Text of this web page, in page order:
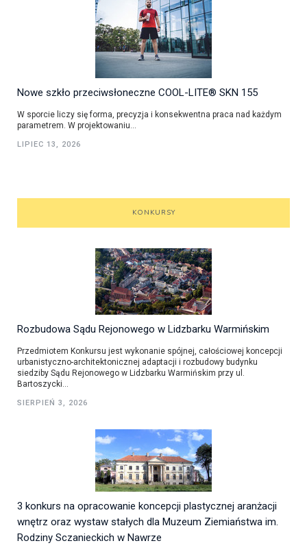
Nowe szkło przeciwsłoneczne COOL-LITE® SKN 155
W sporcie liczy się forma, precyzja i konsekwentna praca nad każdym
parametrem. W projektowaniu...
LIPIEC 13, 2026
KONKURSY
Rozbudowa Sądu Rejonowego w Lidzbarku Warmińskim
Przedmiotem Konkursu jest wykonanie spójnej, całościowej koncepcji
urbanistyczno-architektonicznej adaptacji i rozbudowy budynku
siedziby Sądu Rejonowego w Lidzbarku Warmińskim przy ul.
Bartoszycki...
SIERPIEŃ 3, 2026
3 konkurs na opracowanie koncepcji plastycznej aranżacji
wnętrz oraz wystaw stałych dla Muzeum Ziemiaństwa im.
Rodziny Sczanieckich w Nawrze